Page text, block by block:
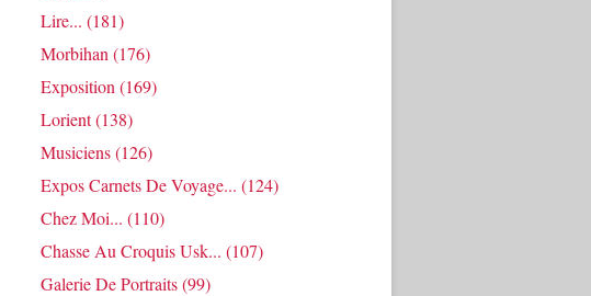
Lire... (181)
Morbihan (176)
Exposition (169)
Lorient(138)
Musiciens(126)
Expos Carnets De Voyage... (124)
Chez Moi... (110)
Chasse Au Croquis Usk... (107)
Galerie De Portraits(99)